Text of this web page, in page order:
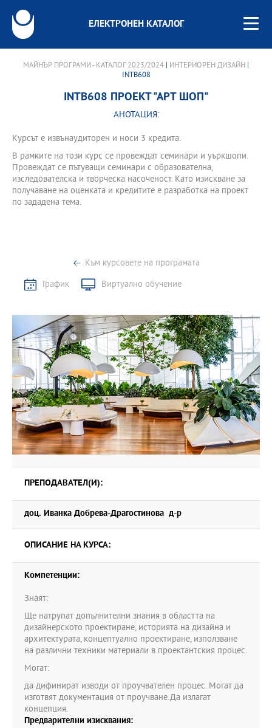
ЕЛЕКТРОНЕН КАТАЛОГ
МАЙНЪР ПРОГРАМИ - КАТАЛОГ 2023/2024 ИНТЕРИОРЕН ДИЗАЙН
INTB608
INTB608 ПРОЕКТ "АРТ ШОП"
АНОТАЦИЯ:
Курсът е извънаудиторен и носи 3 кредита.
В рамките на този курс се провеждат семинари и уъркшопи.
Провеждат се пътуващи семинари с образователна,
изследователска и творческа насоченост. Като изискване за
получаване на оценката и кредитите е разработка на проект
по зададена тема.
Към курсовете на програмата
График
Виртуално обучение
ПРЕПОДАВАТЕЛ(И):
доц. Иванка Добрева-Драгостинова д-р
ОПИСАНИЕ НА КУРСА:
Компетенции:
Знаят:
Ще натрупат допълнителни знания в областта на
дизайнерското проектиране, историята на дизайна и
архитектурата, концептуално проектиране, използване
на различни техники материали в проектантския процес.
Могат:
да дифинират изводи от проучвателен процес. Могат да
изготвят документация от проучване.Да излагат
концепция.
Предварителни изисквания: